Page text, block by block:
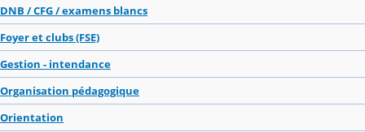
DNB / CFG / examens blancs
Foyer et clubs (FSE)
Gestion - intendance
Organisation pédagogique
Orientation